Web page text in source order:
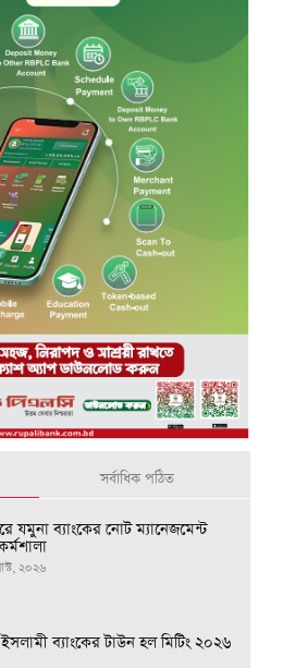
সর্বাধিক পঠিত
যমুনা ব্যাংকের নোট ম্যানেজমেন্ট
২০২৬
ইসলামী ব্যাংকের টাউন হল মিটিং ২০২৬